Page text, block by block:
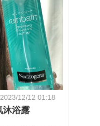
2023/12/12 01:18
沐浴露